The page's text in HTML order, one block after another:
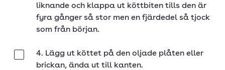
liknande och klappa ut köttbiten tills den är
fyra gånger så stor men en fjärdedel så tjock
som från början.
4. Lägg ut köttet på den oljade plåten eller
brickan, ända ut till kanten.